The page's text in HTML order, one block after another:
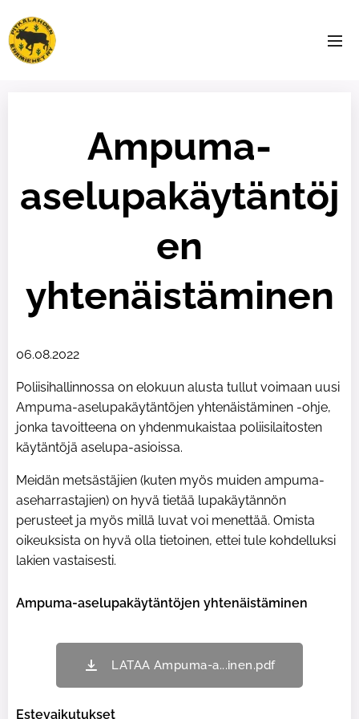
Ampuma-
aselupakäytäntöj
en
yhtenäistäminen
06.08.2022
Poliisihallinnossa on elokuun alusta tullut voimaan uusi
Ampuma-aselupakäytäntöjen yhtenäistäminen -ohje,
jonka tavoitteena on yhdenmukaistaa poliisilaitosten
käytäntöjä aselupa-asioissa.
Meidän metsästäjien (kuten myös muiden ampuma-
aseharrastajien) on hyvä tietää lupakäytännön
perusteet ja myös millä luvat voi menettää. Omista
oikeuksista on hyvä olla tietoinen, ettei tule kohdelluksi
lakien vastaisesti.
Ampuma-aselupakäytäntöjen yhtenäistäminen
LATAA Ampuma-a...inen.pdf
Estevaikutukset